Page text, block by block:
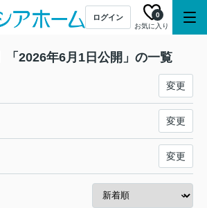
ログイン
お気に入り
0
「2026年6月1日公開」の一覧
変更
変更
変更